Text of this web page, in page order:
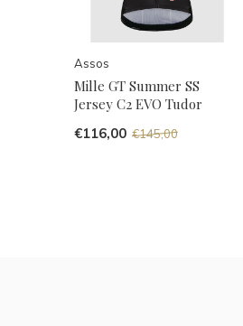
Assos
Mille GT Summer SS
Jersey C2 EVO Tudor
€116,00 €145,00